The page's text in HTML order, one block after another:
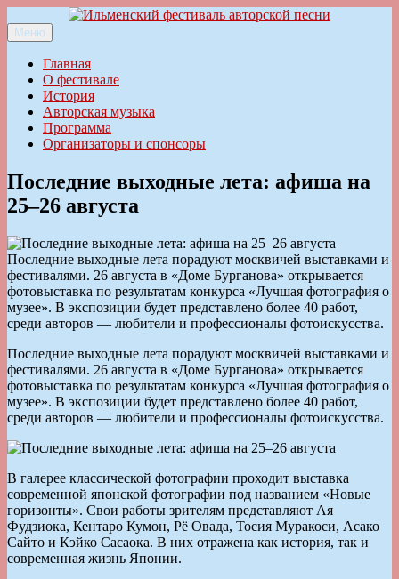
к
содержимому
Ильменский фестиваль авторской песни
Меню
Главная
О фестивале
История
Авторская музыка
Программа
Организаторы и спонсоры
Последние выходные лета: афиша на
25–26 августа
Последние выходные лета порадуют москвичей выставками и
фестивалями. 26 августа в «Доме Бурганова» открывается
фотовыставка по результатам конкурса «Лучшая фотография о
музее». В экспозиции будет представлено более 40 работ,
среди авторов — любители и профессионалы фотоискусства.
Последние выходные лета порадуют москвичей выставками и
фестивалями. 26 августа в «Доме Бурганова» открывается
фотовыставка по результатам конкурса «Лучшая фотография о
музее». В экспозиции будет представлено более 40 работ,
среди авторов — любители и профессионалы фотоискусства.
В галерее классической фотографии проходит выставка
современной японской фотографии под названием «Новые
горизонты». Свои работы зрителям представляют Ая
Фудзиока, Кентаро Кумон, Рё Овада, Тосия Муракоси, Асако
Сайто и Кэйко Сасаока. В них отражена как история, так и
современная жизнь Японии.